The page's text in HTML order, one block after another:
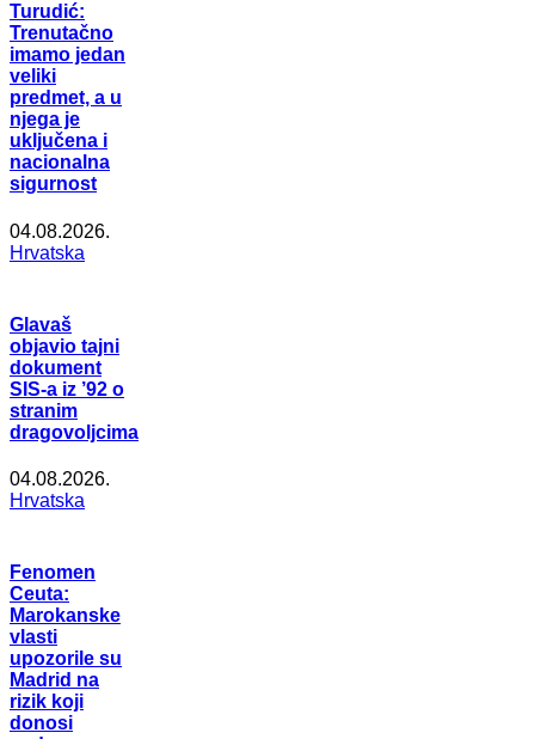
Turudić:
Trenutačno
imamo jedan
veliki
predmet, a u
njega je
uključena i
nacionalna
sigurnost
04.08.2026.
Hrvatska
Glavaš
objavio tajni
dokument
SIS-a iz ’92 o
stranim
dragovoljcima
04.08.2026.
Hrvatska
Fenomen
Ceuta:
Marokanske
vlasti
upozorile su
Madrid na
rizik koji
donosi